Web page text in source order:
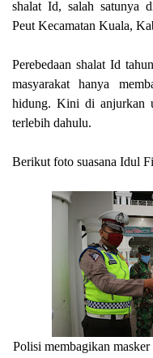
shalat Id, salah satunya
Peut Kecamatan Kuala,
Perebedaan shalat Id
masyarakat hanya
hidung. Kini di anjurkan
terlebih dahulu.
Berikut foto suasana Idul
Polisi membagikan